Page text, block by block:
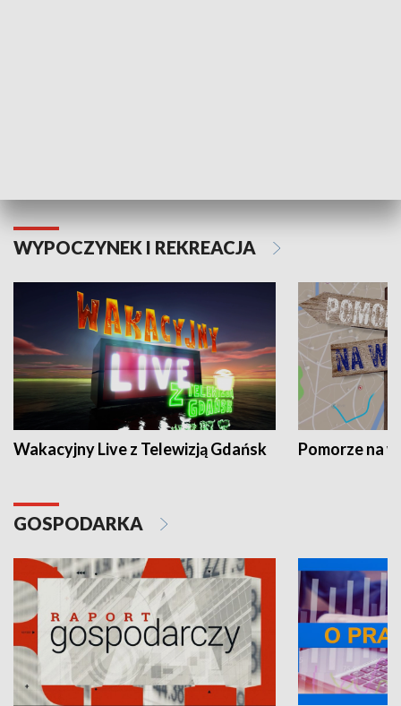
WYPOCZYNEK I REKREACJA
Wakacyjny Live z Telewizją Gdańsk Pomorze na
GOSPODARKA